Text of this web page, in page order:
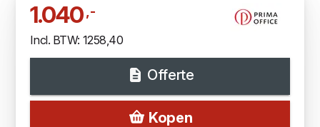
1.040,-
Incl. BTW: 1258,40
Offerte
Kopen